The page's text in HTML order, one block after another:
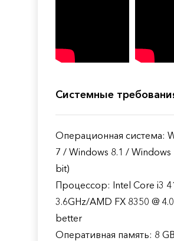
Системные
Операционная система:
7 / Windows 8.1 / Windows
bit)
Процессор: Intel Core i3
3.6GHz/AMD FX 8350 @
better
Оперативная память: 8